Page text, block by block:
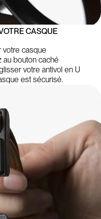
CASQUE
votre casque
bouton caché
votre antivol en U
est sécurisé.